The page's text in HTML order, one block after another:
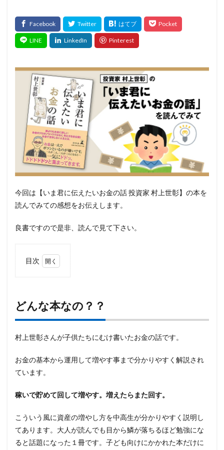
今回は【いま君に伝えたいお金の話 投資家 村上世彰】の本を
読んでみての感想をお伝えします。
良書ですので是非、読んで見て下さい。
目次
の？？
で見
3
にお
メな
の
か？
どんな本なの？？
村上世彰さんが子供たちにむけ書いたお金の話です。
お金の基本から運用して増やす事まで分かりやすく解説され
ています。
稼いで貯めて回して増やす。増えたらまた回す。
こういう風に資産の増やし方を中高生が分かりやすく説明し
てあります。大人が読んでも目から鱗が落ちるほど勉強にな
ると話題になった１冊です。子ども向けにかかれた本だけに